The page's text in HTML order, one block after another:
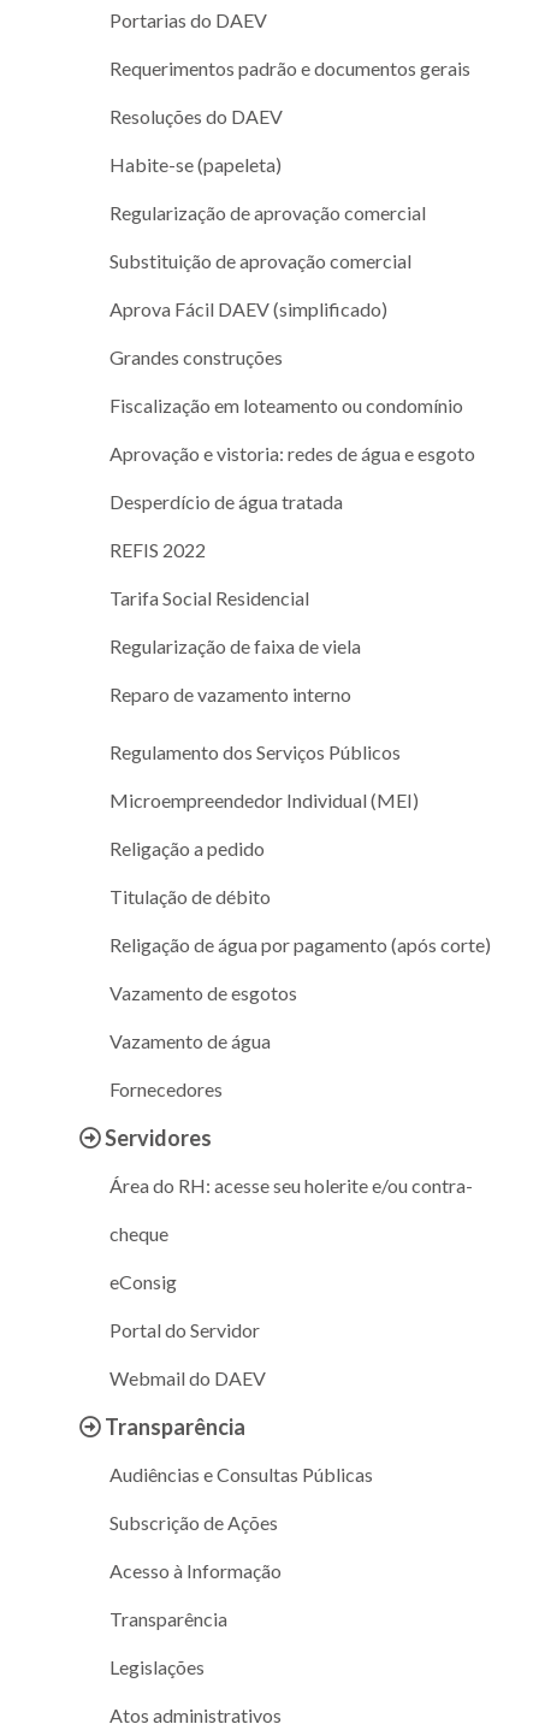
Portarias do DAEV
Requerimentos padrão e documentos gerais
Resoluções do DAEV
Habite-se (papeleta)
Regularização de aprovação comercial
Substituição de aprovação comercial
Aprova Fácil DAEV (simplificado)
Grandes construções
Fiscalização em loteamento ou condomínio
Aprovação e vistoria: redes de água e esgoto
Desperdício de água tratada
REFIS 2022
Tarifa Social Residencial
Regularização de faixa de viela
Reparo de vazamento interno
Regulamento dos Serviços Públicos
Microempreendedor Individual (MEI)
Religação a pedido
Titulação de débito
Religação de água por pagamento (após corte)
Vazamento de esgotos
Vazamento de água
Fornecedores
Servidores
Área do RH: acesse seu holerite e/ou contra-
cheque
eConsig
Portal do Servidor
Webmail do DAEV
Transparência
Audiências e Consultas Públicas
Subscrição de Ações
Acesso à Informação
Transparência
Legislações
Atos administrativos